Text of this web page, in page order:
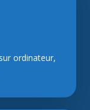
ordinateur,